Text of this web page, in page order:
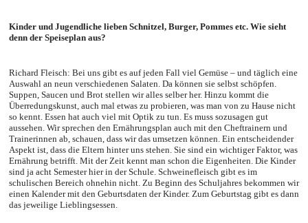
Kinder und Jugendliche lieben Schnitzel, Burger, Pommes etc. Wie sieht
denn der Speiseplan aus?
Richard Fleisch: Bei uns gibt es auf jeden Fall viel Gemüse – und täglich eine
Auswahl an neun verschiedenen Salaten. Da können sie selbst schöpfen.
Suppen, Saucen und Brot stellen wir alles selber her. Hinzu kommt die
Überredungskunst, auch mal etwas zu probieren, was man von zu Hause nicht
so kennt. Essen hat auch viel mit Optik zu tun. Es muss sozusagen gut
aussehen. Wir sprechen den Ernährungsplan auch mit den Cheftrainern und
Trainerinnen ab, schauen, dass wir das umsetzen können. Ein entscheidender
Aspekt ist, dass die Eltern hinter uns stehen. Sie sind ein wichtiger Faktor, was
Ernährung betrifft. Mit der Zeit kennt man schon die Eigenheiten. Die Kinder
sind ja acht Semester hier in der Schule. Schweinefleisch gibt es im
schulischen Bereich ohnehin nicht. Zu Beginn des Schuljahres bekommen wir
einen Kalender mit den Geburtsdaten der Kinder. Zum Geburtstag gibt es dann
das jeweilige Lieblingsessen.